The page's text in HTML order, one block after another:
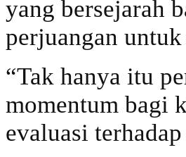
yang bersejarah
perjuangan
“Tak hanya itu
momentum bagi
evaluasi